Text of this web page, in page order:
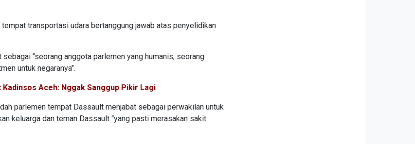
transportasi udara bertanggung jawab atas penyelidikan
"seorang anggota parlemen yang humanis, seorang
untuk negaranya".
Aceh: Nggak Sanggup Pikir Lagi
parlemen tempat Dassault menjabat sebagai perwakilan untuk
keluarga dan teman Dassault “yang pasti merasakan sakit